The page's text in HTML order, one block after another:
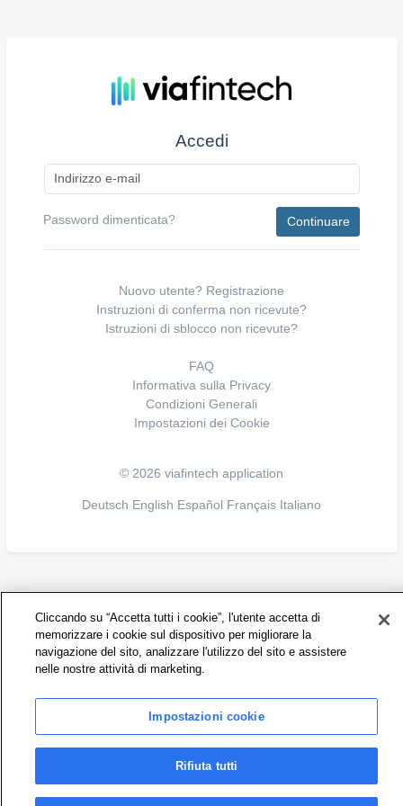
Accedi
Password dimenticata?
Nuovo utente? Registrazione
Instruzioni di conferma non ricevute?
Istruzioni di sblocco non ricevute?
FAQ
Informativa sulla Privacy
Condizioni Generali
Impostazioni dei Cookie
© 2026 viafintech application
Deutsch English Español Français Italiano
Cliccando su “Accetta tutti i cookie”, l'utente accetta di
memorizzare i cookie sul dispositivo per migliorare la
navigazione del sito, analizzare l'utilizzo del sito e assistere
nelle nostre attività di marketing.
Impostazioni cookie
Rifiuta tutti